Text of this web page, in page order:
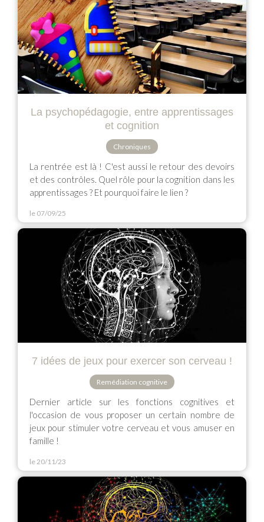
La psychopédagogie, entre apprentissages
et cognition
Chroniques
La rentrée est là ! C'est aussi le retour des devoirs
et des contrôles. Quel rôle pour la cognition dans les
apprentissages ? Et pourquoi faire le lien ?
le 07/09/25
7 idées de jeux pour exercer son cerveau !
Remédiation cognitive
Dernier article sur les fonctions cognitives et
l'occasion de vous proposer un certain nombre de
jeux pour stimuler votre cerveau et vous amuser en
famille !
le 20/11/23